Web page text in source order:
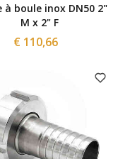
à boule inox DN50 2"
M x 2" F
€ 110,66